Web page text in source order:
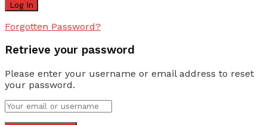
Forgotten Password?
Retrieve your password
Please enter your username or email address to reset
your password.